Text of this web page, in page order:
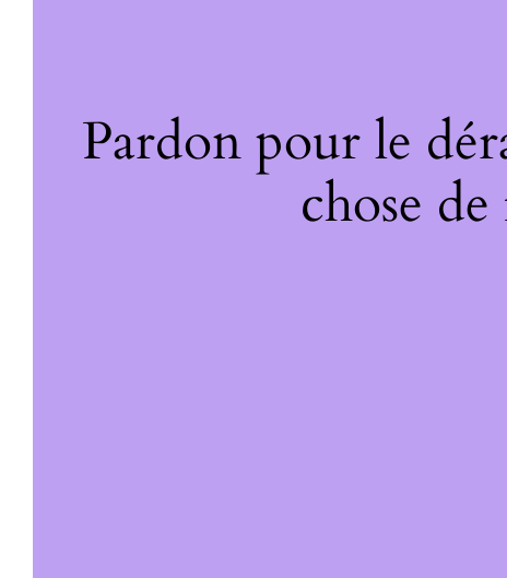
Pardon pour le
chose